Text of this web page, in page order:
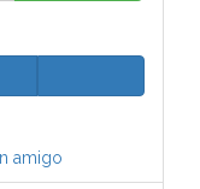
amigo